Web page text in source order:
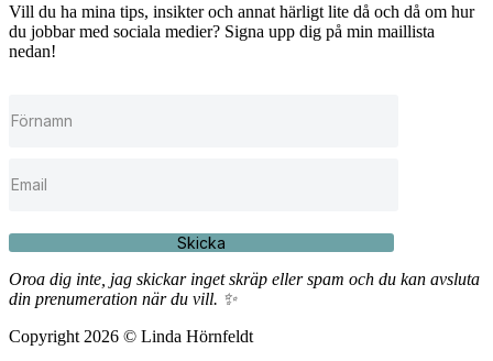
Vill du ha mina tips, insikter och annat härligt lite då och då om hur
du jobbar med sociala medier? Signa upp dig på min maillista
nedan!
Skicka
Oroa dig inte, jag skickar inget skräp eller spam och du kan avsluta
din prenumeration när du vill. ✨
Copyright 2026 © Linda Hörnfeldt